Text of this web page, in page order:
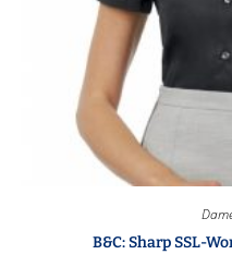
B&C: Sharp SSL-